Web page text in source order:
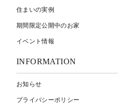
住まいの実例
期間限定公開中のお家
イベント情報
INFORMATION
お知らせ
プライバシーポリシー